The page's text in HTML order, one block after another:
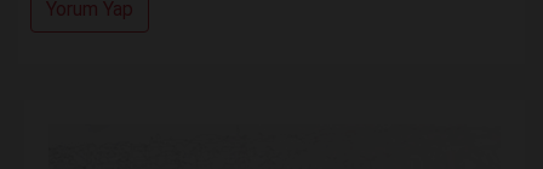
Yorum Yap